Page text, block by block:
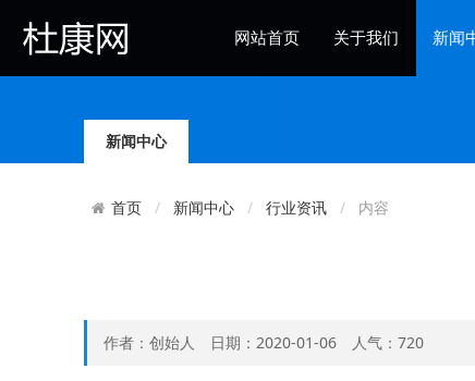
网站首页 关于我们 新闻
新闻中心
首页 新闻中心 行业资讯 内容
作者：创始人 日期：2020-01-06 人气：720